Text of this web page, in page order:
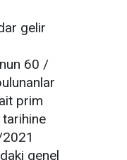
gelir
60 /
prim
genel